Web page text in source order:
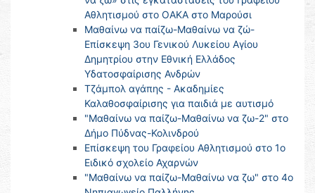
Αθλητισμού στο ΟΑΚΑ στο Μαρούσι
Μαθαίνω να παίζω-Μαθαίνω να ζώ-
Επίσκεψη 3ου Γενικού Λυκείου Αγίου
Δημητρίου στην Εθνική Ελλάδος
Υδατοσφαίρισης Ανδρών
Τζάμπολ αγάπης - Ακαδημίες
Καλαθοσφαίρισης για παιδιά με αυτισμό
"Μαθαίνω να παίζω-Μαθαίνω να ζω-2" στο
Δήμο Πύδνας-Κολινδρού
Επίσκεψη του Γραφείου Αθλητισμού στο 1ο
Ειδικό σχολείο Αχαρνών
"Μαθαίνω να παίζω-Μαθαίνω να ζω" στο 4o